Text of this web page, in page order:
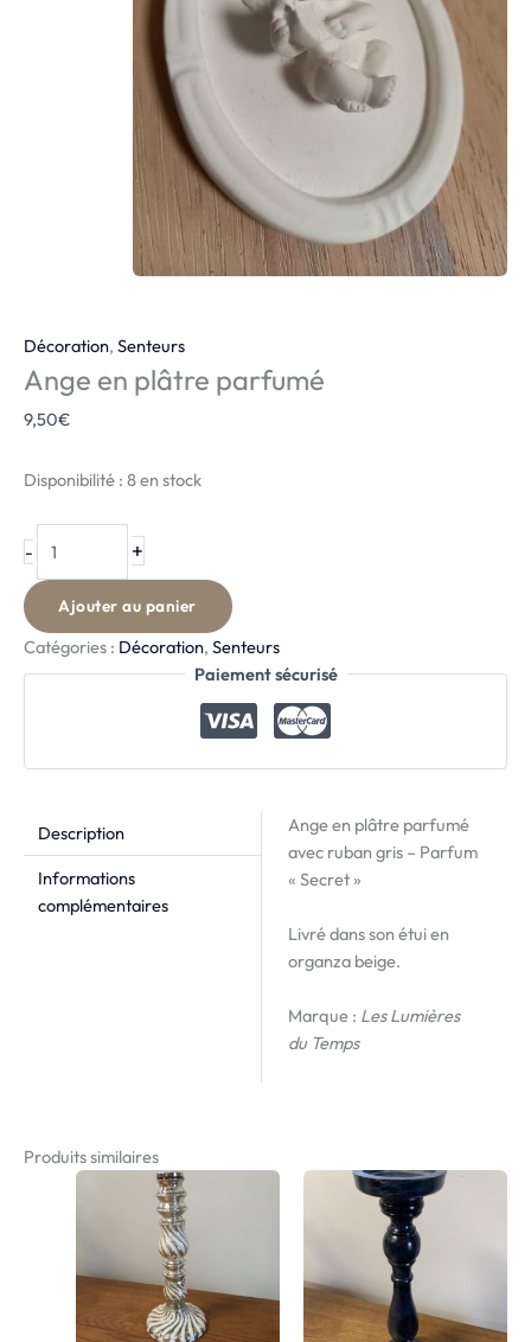
Décoration, Senteurs
Ange en plâtre parfumé
9,50€
Disponibilité : 8 en stock
- +
Ajouter au panier
Catégories : Décoration, Senteurs
Paiement sécurisé
Description
Informations
complémentaires
Ange en plâtre parfumé
avec ruban gris – Parfum
« Secret »
Livré dans son étui en
organza beige.
Marque : Les Lumières
du Temps
Produits similaires